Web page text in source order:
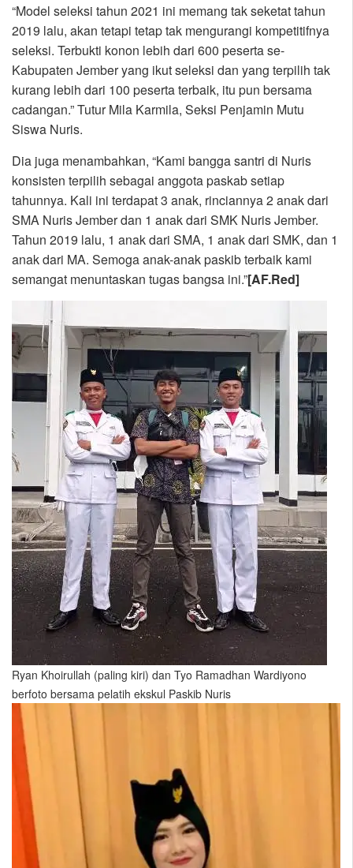
“Model seleksi tahun 2021 ini memang tak seketat tahun
2019 lalu, akan tetapi tetap tak mengurangi kompetitifnya
seleksi. Terbukti konon lebih dari 600 peserta se-
Kabupaten Jember yang ikut seleksi dan yang terpilih tak
kurang lebih dari 100 peserta terbaik, itu pun bersama
cadangan.” Tutur Mila Karmila, Seksi Penjamin Mutu
Siswa Nuris.
Dia juga menambahkan, “Kami bangga santri di Nuris
konsisten terpilih sebagai anggota paskab setiap
tahunnya. Kali ini terdapat 3 anak, rinciannya 2 anak dari
SMA Nuris Jember dan 1 anak dari SMK Nuris Jember.
Tahun 2019 lalu, 1 anak dari SMA, 1 anak dari SMK, dan 1
anak dari MA. Semoga anak-anak paskib terbaik kami
semangat menuntaskan tugas bangsa ini.”[AF.Red]
Ryan Khoirullah (paling kiri) dan Tyo Ramadhan Wardiyono
berfoto bersama pelatih ekskul Paskib Nuris